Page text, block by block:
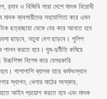
ও বিজিবি সারা দেশে মাদক বিরোধী
ব্যবসায়ীদের সহযোগিতা করে এমন
ছত্রচ্ছায়া থেকে বের করে আনতে হবে
ছাড়বে, নতুবা দেশ ছাড়বে। পুলিশ
করতে হবে। ঘুষ-দুর্নীতি কমিয়ে
বিশেষ করে বেসরকারি
পাশাপাশি ব্যাপক হারে কর্মসংস্থান
স্থাপন, খেলার মাঠের সংস্কার,
আইন প্রয়োগ করতে হবে এবং মাদক